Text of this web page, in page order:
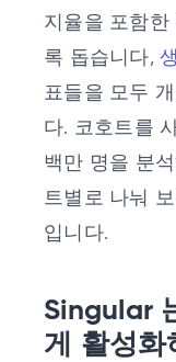
지율을 포함한
록 돕습니다,
표들을 모두 개
다. 코호트를
백만 명을 분
트별로 나눠
입니다.
Singular
게 활성화